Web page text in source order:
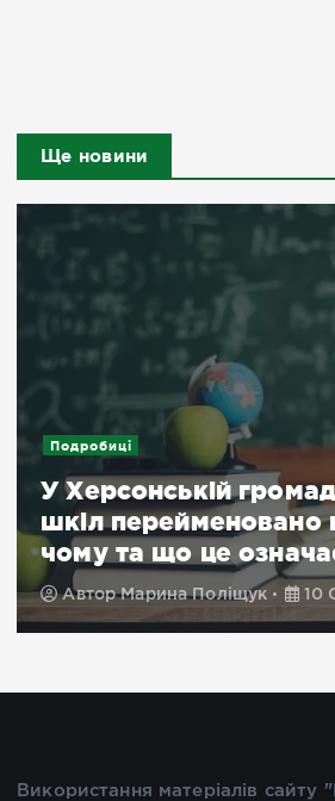
Ще новини
Подробиці
У Херсонській
шкіл перейменовано в
чому та що це
АвторМарина Поліщук 10
Використання матеріалів